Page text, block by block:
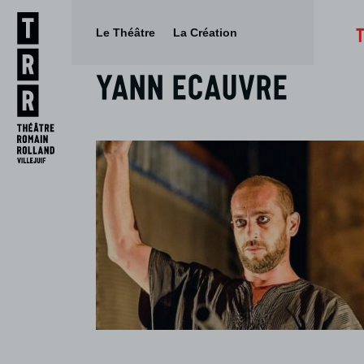
Aller
au
menu
Aller au
contenu
Le Théâtre La Création
Yann Ecauvre